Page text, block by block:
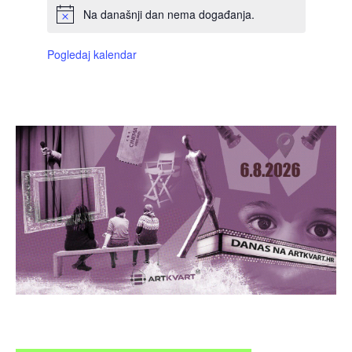
Na današnji dan nema događanja.
Pogledaj kalendar